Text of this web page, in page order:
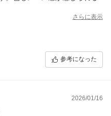
さらに表示
参考になった
2026/01/16